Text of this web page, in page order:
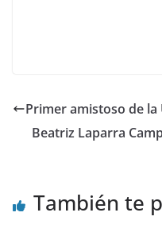
Primer amistoso de la
Beatriz Laparra
También te